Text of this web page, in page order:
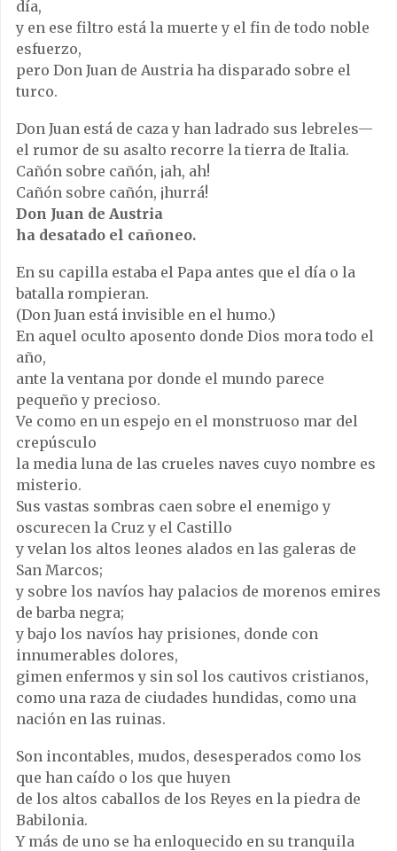
día,
y en ese filtro está la muerte y el fin de todo noble
esfuerzo,
pero Don Juan de Austria ha disparado sobre el
turco.
Don Juan está de caza y han ladrado sus lebreles—
el rumor de su asalto recorre la tierra de Italia.
Cañón sobre cañón, ¡ah, ah!
Cañón sobre cañón, ¡hurrá!
Don Juan de Austria
ha desatado el cañoneo.
En su capilla estaba el Papa antes que el día o la
batalla rompieran.
(Don Juan está invisible en el humo.)
En aquel oculto aposento donde Dios mora todo el
año,
ante la ventana por donde el mundo parece
pequeño y precioso.
Ve como en un espejo en el monstruoso mar del
crepúsculo
la media luna de las crueles naves cuyo nombre es
misterio.
Sus vastas sombras caen sobre el enemigo y
oscurecen la Cruz y el Castillo
y velan los altos leones alados en las galeras de
San Marcos;
y sobre los navíos hay palacios de morenos emires
de barba negra;
y bajo los navíos hay prisiones, donde con
innumerables dolores,
gimen enfermos y sin sol los cautivos cristianos,
como una raza de ciudades hundidas, como una
nación en las ruinas.
Son incontables, mudos, desesperados como los
que han caído o los que huyen
de los altos caballos de los Reyes en la piedra de
Babilonia.
Y más de uno se ha enloquecido en su tranquila